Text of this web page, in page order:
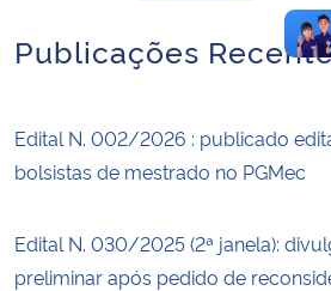
Publicações
Edital N. 002/2026 : publicado
bolsistas de mestrado no PGMec
Edital N. 030/2025 (2ª janela):
preliminar após pedido de